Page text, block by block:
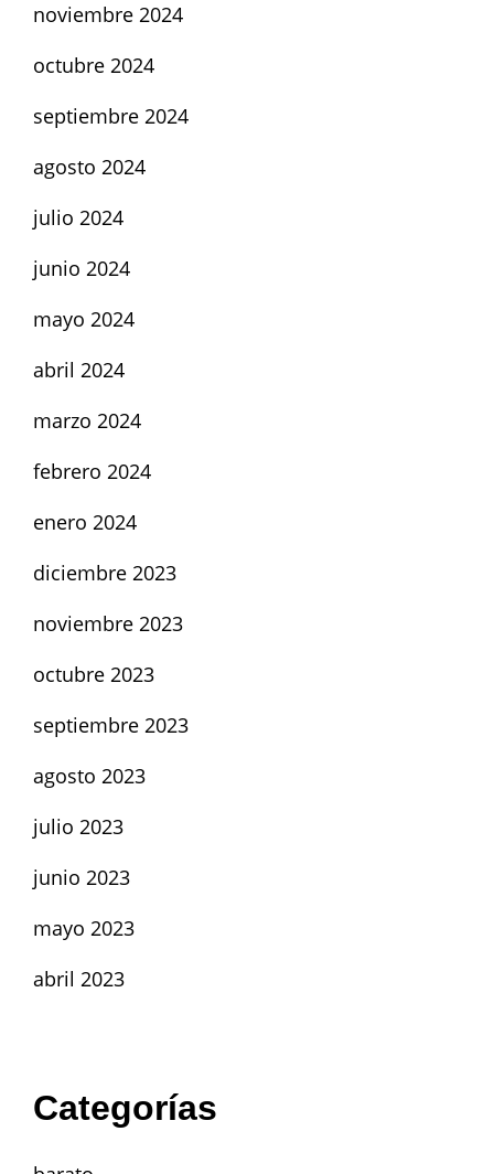
noviembre 2024
octubre 2024
septiembre 2024
agosto 2024
julio 2024
junio 2024
mayo 2024
abril 2024
marzo 2024
febrero 2024
enero 2024
diciembre 2023
noviembre 2023
octubre 2023
septiembre 2023
agosto 2023
julio 2023
junio 2023
mayo 2023
abril 2023
Categorías